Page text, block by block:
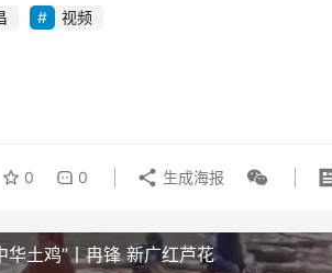
视频
0 0 生成海报
华土鸡”丨冉锋 新广红芦花